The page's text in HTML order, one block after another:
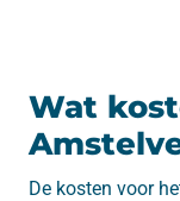
Wat
De kosten voor